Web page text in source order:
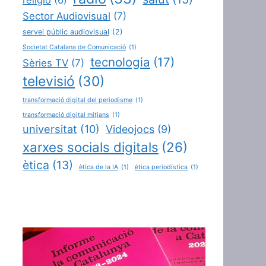
Sector Audiovisual (7)
servei públic audiovisual (2)
Societat Catalana de Comunicació (1)
Sèries TV (7) tecnologia (17)
televisió (30)
transformació digital del periodisme (1)
transformació digital mitjans (1)
universitat (10) Videojocs (9)
xarxes socials digitals (26)
ètica (13) ètica de la IA (1) ètica periodística (1)